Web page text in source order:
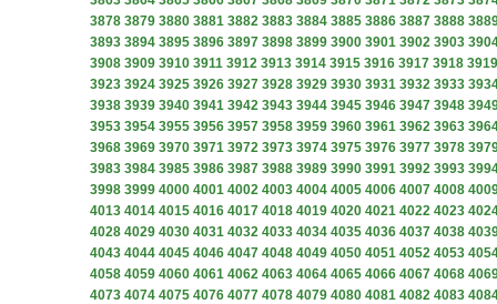
3878 3879 3880 3881 3882 3883 3884 3885 3886 3887 3888
3893 3894 3895 3896 3897 3898 3899 3900 3901 3902 3903
3908 3909 3910 3911 3912 3913 3914 3915 3916 3917 3918 3919
3923 3924 3925 3926 3927 3928 3929 3930 3931 3932 3933
3938 3939 3940 3941 3942 3943 3944 3945 3946 3947 3948
3953 3954 3955 3956 3957 3958 3959 3960 3961 3962 3963
3968 3969 3970 3971 3972 3973 3974 3975 3976 3977 3978
3983 3984 3985 3986 3987 3988 3989 3990 3991 3992 3993
3998 3999 4000 4001 4002 4003 4004 4005 4006 4007 4008
4013 4014 4015 4016 4017 4018 4019 4020 4021 4022 4023
4028 4029 4030 4031 4032 4033 4034 4035 4036 4037 4038
4043 4044 4045 4046 4047 4048 4049 4050 4051 4052 4053
4058 4059 4060 4061 4062 4063 4064 4065 4066 4067 4068
4073 4074 4075 4076 4077 4078 4079 4080 4081 4082 4083